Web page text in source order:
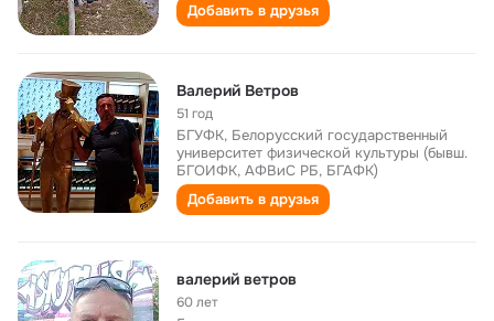
Добавить в друзья
Валерий Ветров
51 год
БГУФК, Белорусский государственный
университет физической культуры (бывш.
БГОИФК, АФВиС РБ, БГАФК)
Добавить в друзья
валерий ветров
60 лет